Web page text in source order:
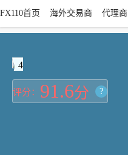
FX110首页 海外交易商 代理商
4
评分： 91.6分 ?